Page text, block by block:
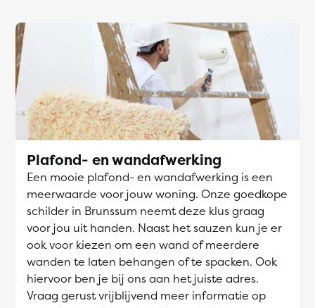
Plafond- en wandafwerking
Een mooie plafond- en wandafwerking is een
meerwaarde voor jouw woning. Onze goedkope
schilder in Brunssum neemt deze klus graag
voor jou uit handen. Naast het sauzen kun je er
ook voor kiezen om een wand of meerdere
wanden te laten behangen of te spacken. Ook
hiervoor ben je bij ons aan het juiste adres.
Vraag gerust vrijblijvend meer informatie op